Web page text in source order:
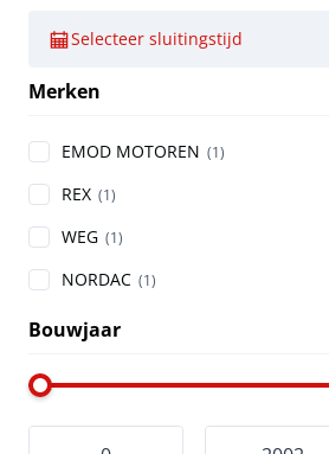
Selecteer sluitingstijd
Merken
EMOD MOTOREN (1)
REX (1)
WEG (1)
NORDAC (1)
Bouwjaar